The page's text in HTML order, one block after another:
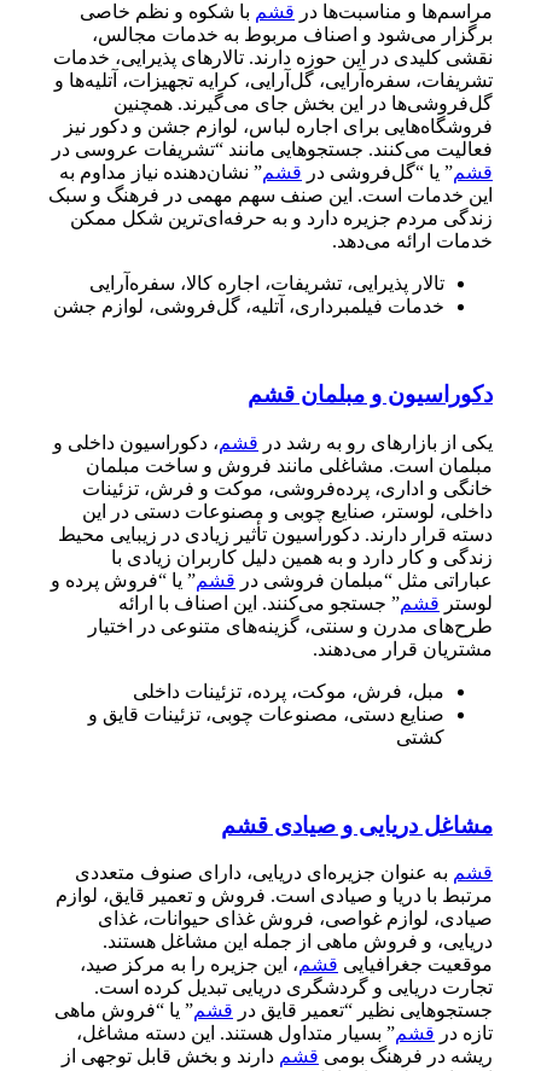
مراسم‌ها و مناسبت‌ها در قشم با شکوه و نظم خاصی
برگزار می‌شود و اصناف مربوط به خدمات مجالس،
نقشی کلیدی در این حوزه دارند. تالارهای پذیرایی، خدمات
تشریفات، سفره‌آرایی، گل‌آرایی، کرایه تجهیزات، آتلیه‌ها و
گل‌فروشی‌ها در این بخش جای می‌گیرند. همچنین
فروشگاه‌هایی برای اجاره لباس، لوازم جشن و دکور نیز
فعالیت می‌کنند. جستجوهایی مانند “تشریفات عروسی در
قشم” یا “گل‌فروشی در قشم” نشان‌دهنده نیاز مداوم به
این خدمات است. این صنف سهم مهمی در فرهنگ و سبک
زندگی مردم جزیره دارد و به حرفه‌ای‌ترین شکل ممکن
خدمات ارائه می‌دهد.
تالار پذیرایی، تشریفات، اجاره کالا، سفره‌آرایی
خدمات فیلمبرداری، آتلیه، گل‌فروشی، لوازم جشن
دکوراسیون و مبلمان قشم
یکی از بازارهای رو به رشد در قشم، دکوراسیون داخلی و
مبلمان است. مشاغلی مانند فروش و ساخت مبلمان
خانگی و اداری، پرده‌فروشی، موکت و فرش، تزئینات
داخلی، لوستر، صنایع چوبی و مصنوعات دستی در این
دسته قرار دارند. دکوراسیون تأثیر زیادی در زیبایی محیط
زندگی و کار دارد و به همین دلیل کاربران زیادی با
عباراتی مثل “مبلمان فروشی در قشم” یا “فروش پرده و
لوستر قشم” جستجو می‌کنند. این اصناف با ارائه
طرح‌های مدرن و سنتی، گزینه‌های متنوعی در اختیار
مشتریان قرار می‌دهند.
مبل، فرش، موکت، پرده، تزئینات داخلی
صنایع دستی، مصنوعات چوبی، تزئینات قایق و
کشتی
مشاغل دریایی و صیادی قشم
قشم به عنوان جزیره‌ای دریایی، دارای صنوف متعددی
مرتبط با دریا و صیادی است. فروش و تعمیر قایق، لوازم
صیادی، لوازم غواصی، فروش غذای حیوانات، غذای
دریایی، و فروش ماهی از جمله این مشاغل هستند.
موقعیت جغرافیایی قشم، این جزیره را به مرکز صید،
تجارت دریایی و گردشگری دریایی تبدیل کرده است.
جستجوهایی نظیر “تعمیر قایق در قشم” یا “فروش ماهی
تازه در قشم” بسیار متداول هستند. این دسته مشاغل،
ریشه در فرهنگ بومی قشم دارند و بخش قابل توجهی از